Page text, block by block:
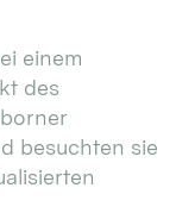
einem
des
besuchten sie